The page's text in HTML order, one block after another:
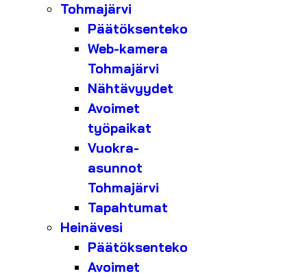
Tohmajärvi
Päätöksenteko
Web-kamera
Tohmajärvi
Nähtävyydet
Avoimet
työpaikat
Vuokra-
asunnot
Tohmajärvi
Tapahtumat
Heinävesi
Päätöksenteko
Avoimet